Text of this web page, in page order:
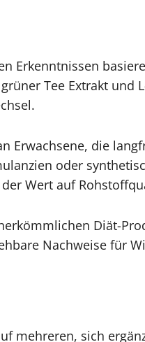
Erkenntnissen
Tee Extrakt
Erwachsene, die
oder
Wert auf
Diät-
Nachweise für
mehreren, sich